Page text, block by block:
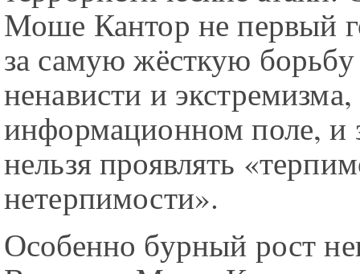
Моше Кантор не первый
за самую жёсткую
ненависти и
информационном поле, и
нельзя проявлять
нетерпимости».
Особенно бурный рост